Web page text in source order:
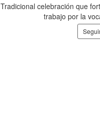
Tradicional celebración que
trabajo por la